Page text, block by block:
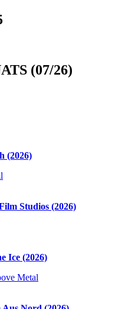
(07/26)
(2026)
Studios (2026)
Ice (2026)
Metal